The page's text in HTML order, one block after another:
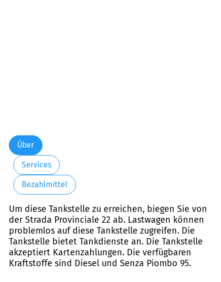
Über
Services
Bezahlmittel
Um diese Tankstelle zu erreichen, biegen Sie von
der Strada Provinciale 22 ab. Lastwagen können
problemlos auf diese Tankstelle zugreifen. Die
Tankstelle bietet Tankdienste an. Die Tankstelle
akzeptiert Kartenzahlungen. Die verfügbaren
Kraftstoffe sind Diesel und Senza Piombo 95.